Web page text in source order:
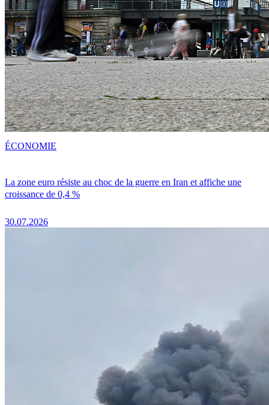
La zone euro résiste au choc de la guerre en Iran et affiche une
croissance de 0,4 %
30.07.2026
ÉCONOMIE